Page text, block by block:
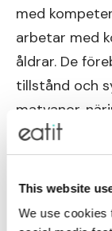
This website
We use cookies
med
arbetar med
åldrar. De
tillstånd och
matvanor,
Enligt
000 kr per
medianlönen